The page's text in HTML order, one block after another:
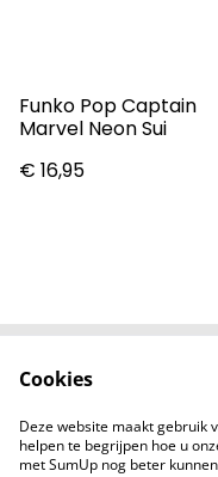
Funko Pop Captain
Marvel Neon Sui
€ 16,95
Privacybeleid
Cookies
Deze website maakt gebruik
helpen te begrijpen hoe u
met SumUp nog beter